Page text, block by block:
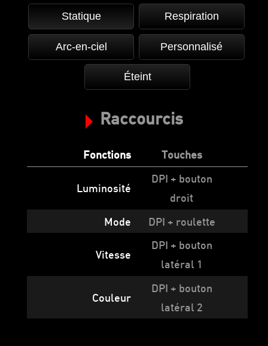
Statique Respiration
Arc-en-ciel Personnalisé
Éteint
Raccourcis
Fonctions Touches
Luminosité
DPI + bouton
droit
Mode
DPI + roulette
Vitesse
DPI + bouton
latéral 1
Couleur
DPI + bouton
latéral 2